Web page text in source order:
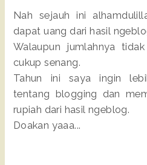
Nah sejauh ini
dapat uang dari hasil
Walaupun jumlahnya
cukup senang.
Tahun ini saya ingin
tentang blogging dan
rupiah dari hasil ngeblog.
Doakan yaaa...